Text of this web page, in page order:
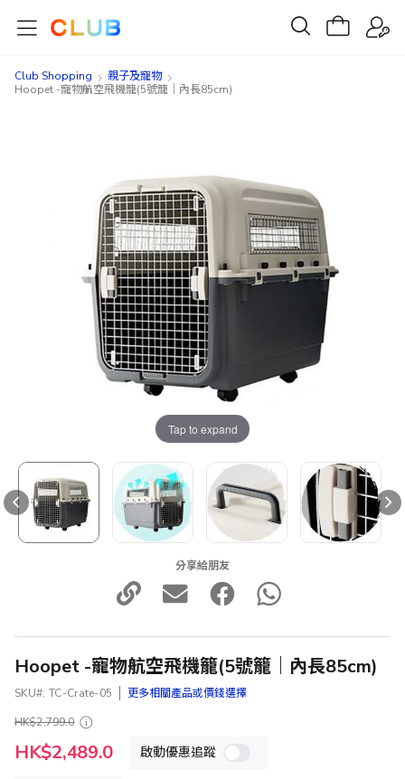
Club Shopping
親子及寵物
Hoopet -寵物航空飛機籠(5號籠｜內長85cm)
Tap to expand
分享給朋友
Hoopet -寵物航空飛機籠(5號籠｜內長85cm)
SKU TC-Crate-05
更多相關產品或價錢選擇
HK$2,799.0
特
殊
HK$2,489.0 啟動優惠追蹤